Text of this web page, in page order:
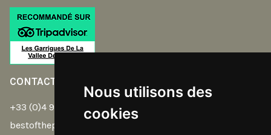
Nous utilisons des
cookies
CONTACT
+33 (0)4 90 54 32 39
bestoftheplace@gmail.com